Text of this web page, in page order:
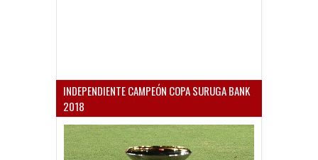
INDEPENDIENTE CAMPEÓN COPA SURUGA BANK
2018